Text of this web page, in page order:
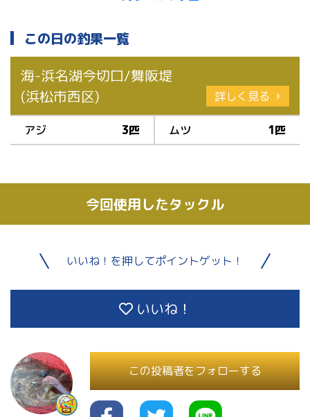
この日の釣果一覧
海-浜名湖今切口/舞阪堤
(浜松市西区)
詳しく見る
アジ 3匹 ムツ 1匹
今回使用したタックル
いいね！を押してポイントゲット！
いいね！
この投稿者をフォローする